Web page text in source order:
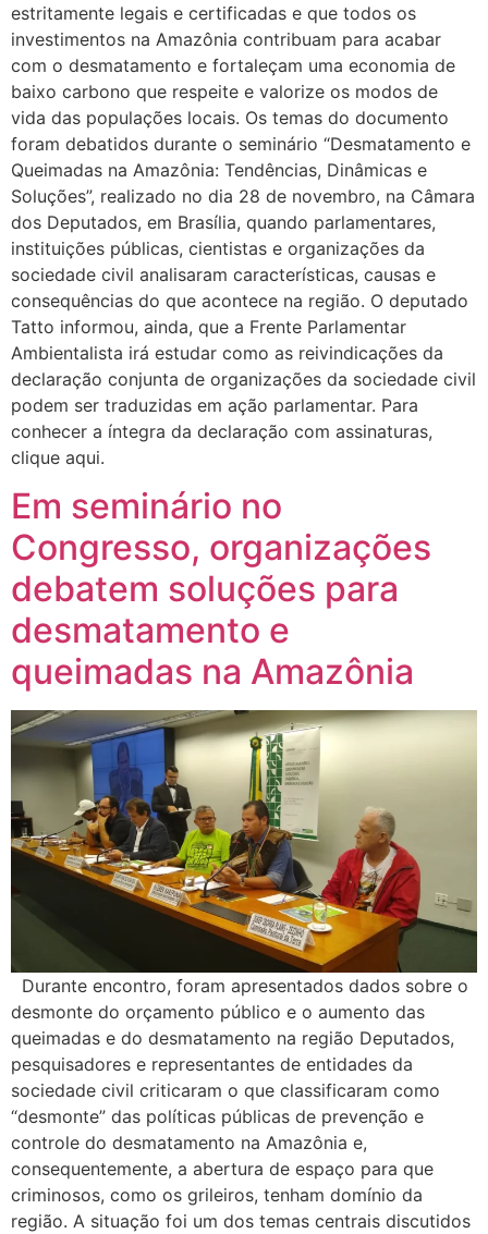
estritamente legais e certificadas e que todos os
investimentos na Amazônia contribuam para acabar
com o desmatamento e fortaleçam uma economia de
baixo carbono que respeite e valorize os modos de
vida das populações locais. Os temas do documento
foram debatidos durante o seminário “Desmatamento e
Queimadas na Amazônia: Tendências, Dinâmicas e
Soluções”, realizado no dia 28 de novembro, na Câmara
dos Deputados, em Brasília, quando parlamentares,
instituições públicas, cientistas e organizações da
sociedade civil analisaram características, causas e
consequências do que acontece na região. O deputado
Tatto informou, ainda, que a Frente Parlamentar
Ambientalista irá estudar como as reivindicações da
declaração conjunta de organizações da sociedade civil
podem ser traduzidas em ação parlamentar. Para
conhecer a íntegra da declaração com assinaturas,
clique aqui.
Em seminário no
Congresso, organizações
debatem soluções para
desmatamento e
queimadas na Amazônia
Durante encontro, foram apresentados dados sobre o
desmonte do orçamento público e o aumento das
queimadas e do desmatamento na região Deputados,
pesquisadores e representantes de entidades da
sociedade civil criticaram o que classificaram como
“desmonte” das políticas públicas de prevenção e
controle do desmatamento na Amazônia e,
consequentemente, a abertura de espaço para que
criminosos, como os grileiros, tenham domínio da
região. A situação foi um dos temas centrais discutidos